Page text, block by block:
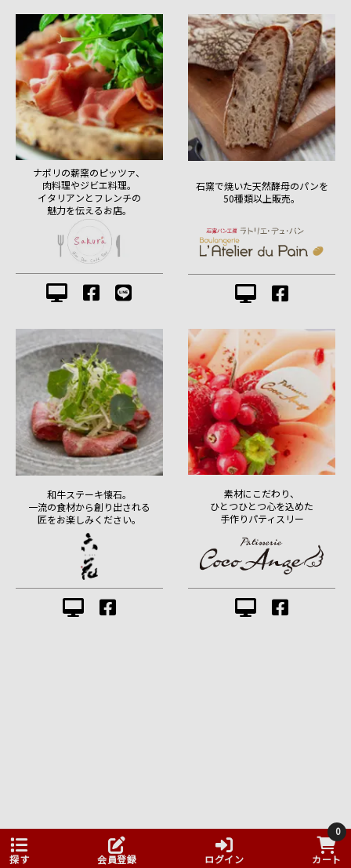
探す 会員登録 ログイン
0
カート
ナポリの薪窯のピッツァ、
肉料理やジビエ料理。
イタリアンとフレンチの
魅力を伝えるお店。
石窯で焼いた天然酵母のパンを
50種類以上販売。
和牛ステーキ懐石。
一流の食材から創り出される
匠をお楽しみください。
素材にこだわり、
ひとつひとつ心を込めた
手作りパティスリー
お問い合わせ